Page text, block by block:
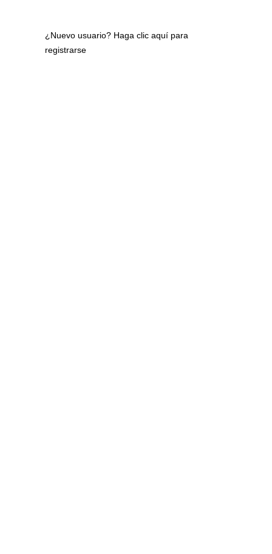
¿Nuevo usuario? Haga clic aquí para
registrarse